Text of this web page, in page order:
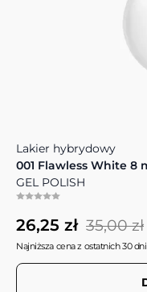
Lakier hybrydowy
001 Flawless White 8
GEL POLISH
26,25 zł 35,00 zł
Najniższa cena z ostatnich 30